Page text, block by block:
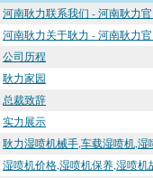
河南耿力联系我们 - 河南耿力
河南耿力关于耿力 - 河南耿力
公司历程
耿力家园
总裁致辞
实力展示
耿力湿喷机械手,车载湿喷机,湿
湿喷机价格,湿喷机保养,湿喷机